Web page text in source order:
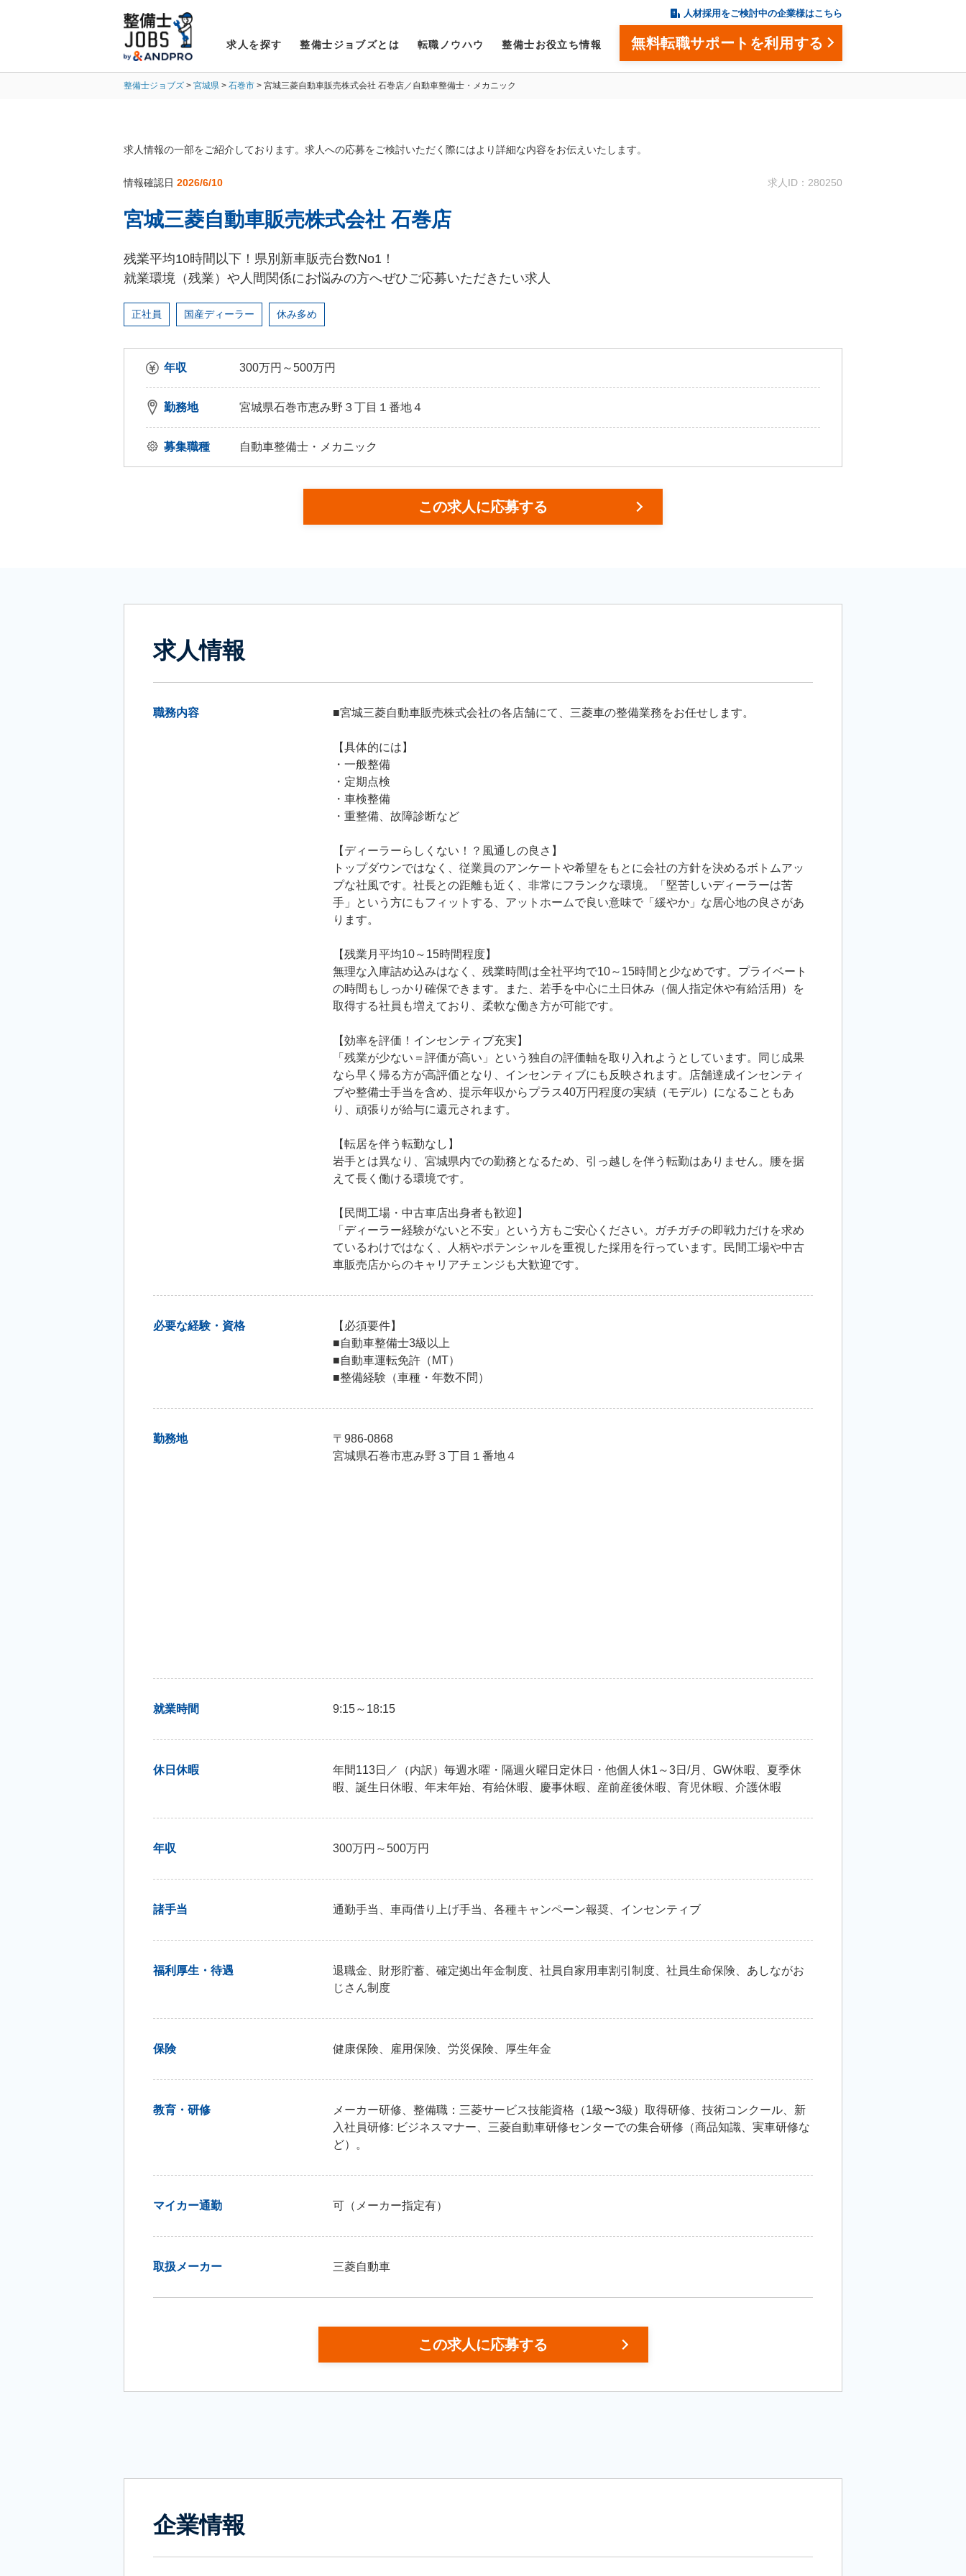
人材採用をご検討中の企業様はこちら
求人を探す 整備士ジョブズとは 転職ノウハウ 整備士お役立ち情報 無料転職サポートを利用する
整備士ジョブズ 宮城県 石巻市 宮城三菱自動車販売株式会社 石巻店／自動車整備士・メカニック
求人情報の一部をご紹介しております。求人への応募をご検討いただく際にはより詳細な内容をお伝えいたします。
情報確認日 2026/6/10 求人ID：280250
宮城三菱自動車販売株式会社 石巻店
残業平均10時間以下！県別新車販売台数No1！
就業環境（残業）や人間関係にお悩みの方へぜひご応募いただきたい求人
正社員 国産ディーラー 休み多め
年収 300万円～500万円
勤務地 宮城県石巻市恵み野３丁目１番地４
募集職種 自動車整備士・メカニック
この求人に応募する
求人情報
職務内容 ■宮城三菱自動車販売株式会社の各店舗にて、三菱車の整備業務をお任せします。
【具体的には】
・一般整備
・定期点検
・車検整備
・重整備、故障診断など
【ディーラーらしくない！？風通しの良さ】
トップダウンではなく、従業員のアンケートや希望をもとに会社の方針を決めるボトムアッ
プな社風です。社長との距離も近く、非常にフランクな環境。「堅苦しいディーラーは苦
手」という方にもフィットする、アットホームで良い意味で「緩やか」な居心地の良さがあ
ります。
【残業月平均10～15時間程度】
無理な入庫詰め込みはなく、残業時間は全社平均で10～15時間と少なめです。プライベート
の時間もしっかり確保できます。また、若手を中心に土日休み（個人指定休や有給活用）を
取得する社員も増えており、柔軟な働き方が可能です。
【効率を評価！インセンティブ充実】
「残業が少ない＝評価が高い」という独自の評価軸を取り入れようとしています。同じ成果
なら早く帰る方が高評価となり、インセンティブにも反映されます。店舗達成インセンティ
ブや整備士手当を含め、提示年収からプラス40万円程度の実績（モデル）になることもあ
り、頑張りが給与に還元されます。
【転居を伴う転勤なし】
岩手とは異なり、宮城県内での勤務となるため、引っ越しを伴う転勤はありません。腰を据
えて長く働ける環境です。
【民間工場・中古車店出身者も歓迎】
「ディーラー経験がないと不安」という方もご安心ください。ガチガチの即戦力だけを求め
ているわけではなく、人柄やポテンシャルを重視した採用を行っています。民間工場や中古
車販売店からのキャリアチェンジも大歓迎です。
必要な経験・資格
【必須要件】
■自動車整備士3級以上
■自動車運転免許（MT）
■整備経験（車種・年数不問）
勤務地
〒986-0868
宮城県石巻市恵み野３丁目１番地４
就業時間 9:15～18:15
休日休暇
年間113日／（内訳）毎週水曜・隔週火曜日定休日・他個人休1～3日/月、GW休暇、夏季休
暇、誕生日休暇、年末年始、有給休暇、慶事休暇、産前産後休暇、育児休暇、介護休暇
年収 300万円～500万円
諸手当 通勤手当、車両借り上げ手当、各種キャンペーン報奨、インセンティブ
福利厚生・待遇
退職金、財形貯蓄、確定拠出年金制度、社員自家用車割引制度、社員生命保険、あしながお
じさん制度
保険 健康保険、雇用保険、労災保険、厚生年金
教育・研修
メーカー研修、整備職：三菱サービス技能資格（1級〜3級）取得研修、技術コンクール、新
入社員研修: ビジネスマナー、三菱自動車研修センターでの集合研修（商品知識、実車研修な
ど）。
マイカー通勤 可（メーカー指定有）
取扱メーカー 三菱自動車
この求人に応募する
企業情報